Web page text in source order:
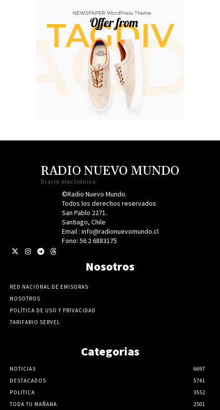
RADIO NUEVO MUNDO
Diario electrónico
©Radio Nuevo Mundo.
Todos los derechos reservados
San Pablo 2271.
Santiago, Chile
Email : info@radionuevomundo.cl
Fono: 56 2 6883175
Nosotros
RED NACIONAL DE EMISORAS
NOSOTROS
POLÍTICA DE USO Y PRIVACIDAD
TARIFARIO SERVEL
Categorias
NOTICIAS
6697
DESTACADOS
5741
POLITICA
3552
TODA TU MAÑANA
2501